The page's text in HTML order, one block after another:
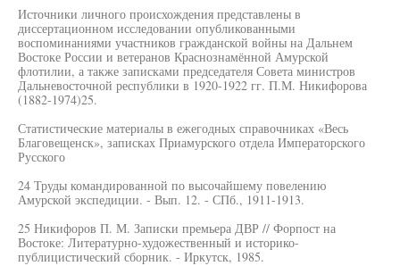
Источники личного происхождения представлены в
диссертационном исследовании опубликованными
воспоминаниями участников гражданской войны на Дальнем
Востоке России и ветеранов Краснознамённой Амурской
флотилии, а также записками председателя Совета министров
Дальневосточной республики в 1920-1922 гг. П.М. Никифорова
(1882-1974)25.
Статистические материалы в ежегодных справочниках «Весь
Благовещенск», записках Приамурского отдела Императорского
Русского
24 Труды командированной по высочайшему повелению
Амурской экспедиции. - Вып. 12. - СПб., 1911-1913.
25 Никифоров П. М. Записки премьера ДВР // Форпост на
Востоке: Литературно-художественный и историко-
публицистический сборник. - Иркутск, 1985.